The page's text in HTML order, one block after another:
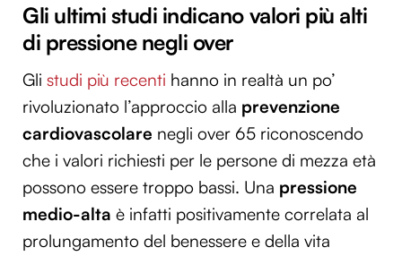
Gli ultimi studi indicano valori più alti
di pressione negli over
Gli studi più recenti hanno in realtà un po’
rivoluzionato l’approccio alla prevenzione
cardiovascolare negli over 65 riconoscendo
che i valori richiesti per le persone di mezza età
possono essere troppo bassi. Una pressione
medio-alta è infatti positivamente correlata al
prolungamento del benessere e della vita